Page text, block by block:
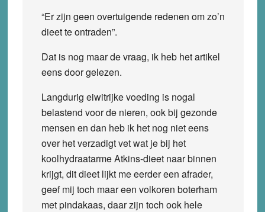
“Er zijn geen overtuigende redenen om zo’n
dieet te ontraden”.
Dat is nog maar de vraag, ik heb het artikel
eens door gelezen.
Langdurig eiwitrijke voeding is nogal
belastend voor de nieren, ook bij gezonde
mensen en dan heb ik het nog niet eens
over het verzadigt vet wat je bij het
koolhydraatarme Atkins-dieet naar binnen
krijgt, dit dieet lijkt me eerder een afrader,
geef mij toch maar een volkoren boterham
met pindakaas, daar zijn toch ook hele